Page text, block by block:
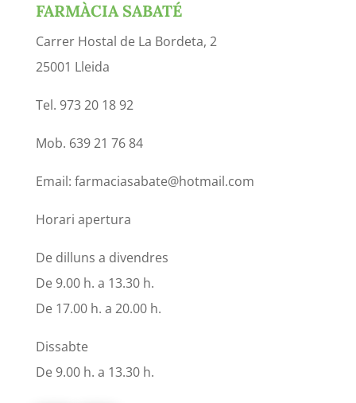
FARMÀCIA SABATÉ
Carrer Hostal de La Bordeta, 2
25001 Lleida
Tel. 973 20 18 92
Mob. 639 21 76 84
Email: farmaciasabate@hotmail.com
Horari apertura
De dilluns a divendres
De 9.00 h. a 13.30 h.
De 17.00 h. a 20.00 h.
Dissabte
De 9.00 h. a 13.30 h.